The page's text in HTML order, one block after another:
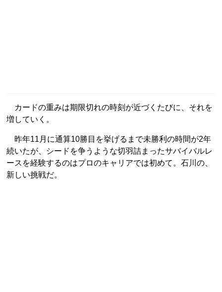
カードの重みは期限切れの時刻が近づくたびに、それを
増していく。
昨年11月に通算10勝目を挙げるまで未勝利の時間が2年
続いたが、シードを争うような切羽詰まったサバイバルレ
ースを経験するのはプロのキャリアでは初めて。石川の、
新しい挑戦だ。